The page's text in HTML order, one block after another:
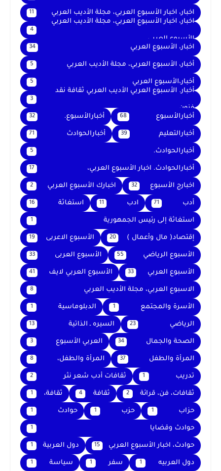
اخبار، اخبار الأسبوع العربي، مجلة الأديب العربي 11
اخبار، اخبار الأسبوع العربي، مجلة الأديب العربي
الأسبوع العربي
4
اخبار، الأسبوع العربي 34
أخبار، الأسبوع العربي، مجلة الأديب العربي 5
أخبار،الأسبوع العربي 5
أخبار. الأسبوع العربي الأديب العربي ثقافة نقد
فنون
3
أخبارالأسبوع 68 أخبارالأسبوع. 32
أخبارالتعليم 39 أخبارالحوادث 71
أخبارالحوادث. 5
أخبارالحوادث. اخبار الأسبوع العربي، 17
اخبارج الأسبوع 32 اخبارك الأسبوع العربي 2
أدب 71 ادب 11 استغاثة 16
استغاثة إلى رئيس الجمهورية 1
إقتصاد( مال وأعمال ) 20 الأسبوع الاعربى 19
الأسبوع الرياضي 55 الأسبوع العربى 33
الأسبوع العربي 33 الأسبوع العربي لايف 41
الاسبوع العربي، مجلة الأديب العربي 8
الأسرة والمجتمع 1 الدبلوماسية 1
الرياضي 23 السيره ـ الذاتية 13
الصحة والجمال 34 العربي الأسبوع 3
المرأة والطفل 37 المرأة والطفل، 8
تدريب 1 ثقافات أدب شعر نثر 2
ثقافات، فن، قرائة 2 ثقافة 4 ثقافة، 1
حزاب 1 حزب 1 حوادث 1
حوادث وقضايا 1
حوادث، اخبار الأسبوع العربي 15 دول العربية 1
دول العربيه 1 سفر 1 سياسة 1